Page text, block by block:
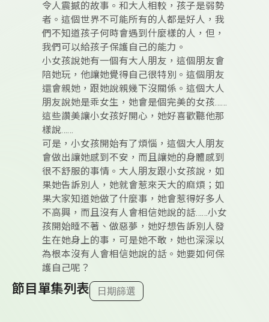
令人震撼的故事。和大人相較，孩子是弱勢
者。這個世界不可能所有的人都是好人，我
們不知道孩子何時會遇到什麼樣的人，但，
我們可以給孩子保護自己的能力。
小女孩說她有一個有大人朋友，這個朋友會
陪她玩，他讓她覺得自己很特別。這個朋友
還會親她，跟她說親幾下沒關係。這個大人
朋友說她是乖女生，她會是個完美的女孩……
這些讚美讓小女孩好開心，她好喜歡聽他那
樣說……
可是，小女孩開始有了煩惱，這個大人朋友
會做出讓她感到不安，而且讓她的身體感到
很不舒服的事情。大人朋友跟小女孩說，如
果她告訴別人，她就會惹來天大的麻煩；如
果大家知道她做了什麼事，她會惹得好多人
不高興，而且沒有人會相信她說的話……小女
孩開始睡不著、做惡夢，她好想告訴別人發
生在她身上的事，可是她不敢，她也深深以
為根本沒有人會相信她說的話。她要如何保
護自己呢？
節目單集列表 日期篩選